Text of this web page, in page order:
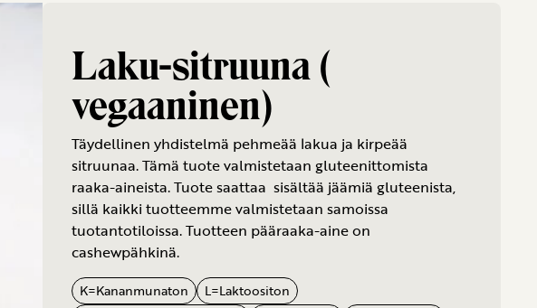
Laku-sitruuna (
vegaaninen)
Täydellinen yhdistelmä pehmeää lakua ja kirpeää
sitruunaa. Tämä tuote valmistetaan gluteenittomista
raaka-aineista. Tuote saattaa sisältää jäämiä gluteenista,
sillä kaikki tuotteemme valmistetaan samoissa
tuotantotiloissa. Tuotteen pääraaka-aine on
cashewpähkinä.
K=Kananmunaton L=Laktoositon